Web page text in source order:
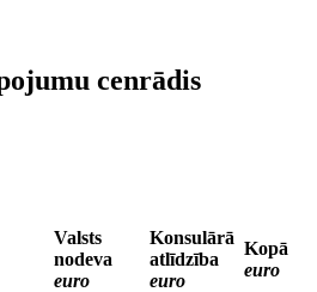
cenrādis
Valsts
nodeva
euro
Konsulārā
atlīdzība
euro
Kopā
euro